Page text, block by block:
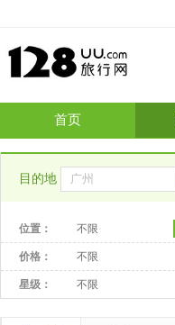
首页
目的地
位置： 不限
价格： 不限
星级： 不限